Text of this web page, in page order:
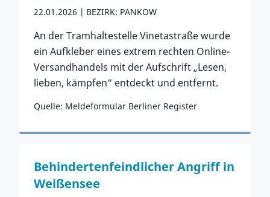
22.01.2026 BEZIRK: PANKOW
An der Tramhaltestelle Vinetastraße wurde
ein Aufkleber eines extrem rechten Online-
Versandhandels mit der Aufschrift „Lesen,
lieben, kämpfen“ entdeckt und entfernt.
Quelle: Meldeformular Berliner Register
Zum Vorfall
Behindertenfeindlicher Angriff in
Weißensee